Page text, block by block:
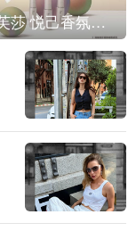
IPSA茵芙莎 悦己香氛凝露上市